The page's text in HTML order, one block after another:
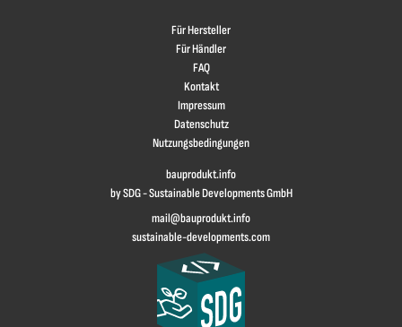
Für Hersteller
Für Händler
FAQ
Kontakt
Impressum
Datenschutz
Nutzungsbedingungen
bauprodukt.info
by SDG - Sustainable Developments GmbH
mail@bauprodukt.info
sustainable-developments.com